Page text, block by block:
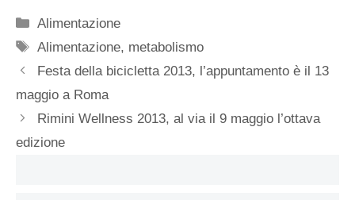
Categorie
Alimentazione
Tag
Alimentazione, metabolismo
Festa della bicicletta 2013, l’appuntamento è il 13
maggio a Roma
Rimini Wellness 2013, al via il 9 maggio l’ottava
edizione